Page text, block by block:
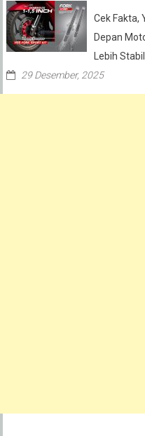
Cek Fakta,
Depan
Lebih Stabil
29 Desember, 2025